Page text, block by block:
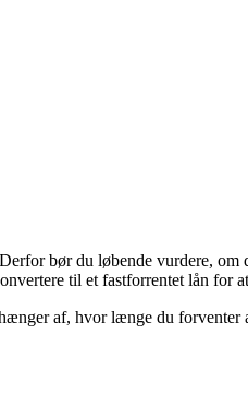
bør du løbende vurdere,
til et fastforrentet lån for
af, hvor længe du